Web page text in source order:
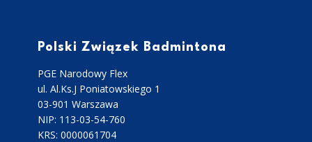
Polski Związek Badmintona
PGE Narodowy Flex
ul. Al.Ks.J Poniatowskiego 1
03-901 Warszawa
NIP: 113-03-54-760
KRS: 0000061704